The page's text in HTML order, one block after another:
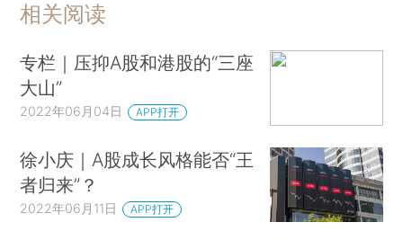
相关阅读
专栏｜压抑A股和港股的“三座
大山”
2022年06月04日 APP打开
徐小庆｜A股成长风格能否“王
者归来”？
2022年06月11日 APP打开